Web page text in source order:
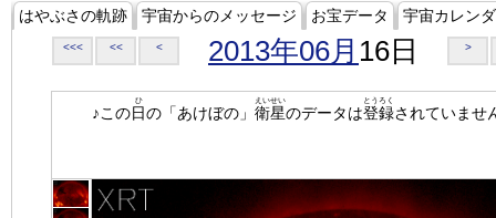
はやぶさの軌跡 宇宙からのメッセージ お宝データ 宇宙カレン
<<< << < 2013年06月 16日 >
♪この日
ひ
の「あけぼの」 衛星
えいせい
のデータは登録
とうろく
されていませ